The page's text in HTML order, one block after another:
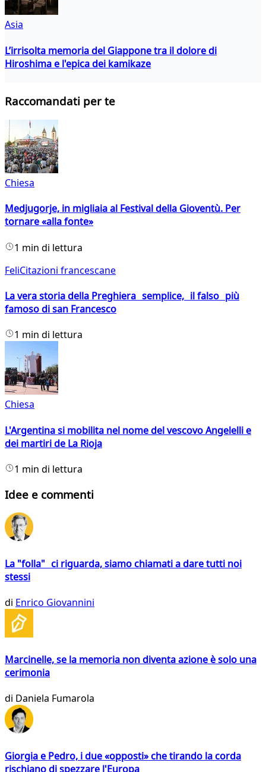
Asia
L’irrisolta memoria del Giappone tra il dolore di
Hiroshima e l'epica dei kamikaze
Raccomandati per te
Chiesa
Medjugorje, in migliaia al Festival della Gioventù. Per
tornare «alla fonte»
1 min di lettura
FeliCitazioni francescane
La vera storia della Preghiera semplice, il falso più
famoso di san Francesco
1 min di lettura
Chiesa
L'Argentina si mobilita nel nome del vescovo Angelelli e
dei martiri de La Rioja
1 min di lettura
Idee e commenti
La "folla" ci riguarda, siamo chiamati a dare tutti noi
stessi
di Enrico Giovannini
Marcinelle, se la memoria non diventa azione è solo una
cerimonia
di Daniela Fumarola
Giorgia e Pedro, i due «opposti» che tirando la corda
rischiano di spezzare l'Europa